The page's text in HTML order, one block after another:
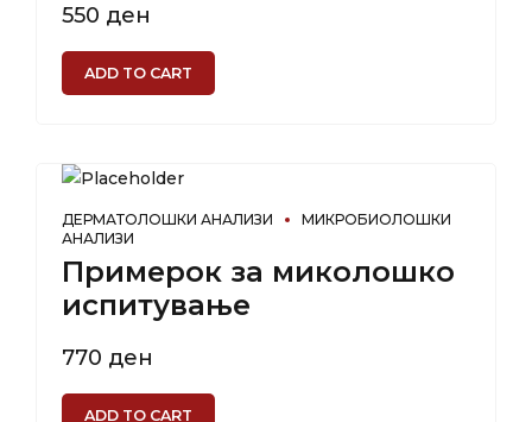
550 ден
ADD TO CART
ДЕРМАТОЛОШКИ АНАЛИЗИ
МИКРОБИОЛОШКИ
АНАЛИЗИ
Примерок за миколошко
испитување
770 ден
ADD TO CART